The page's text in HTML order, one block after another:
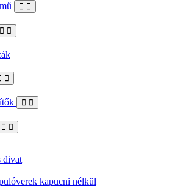
divat
kapucni nélkül